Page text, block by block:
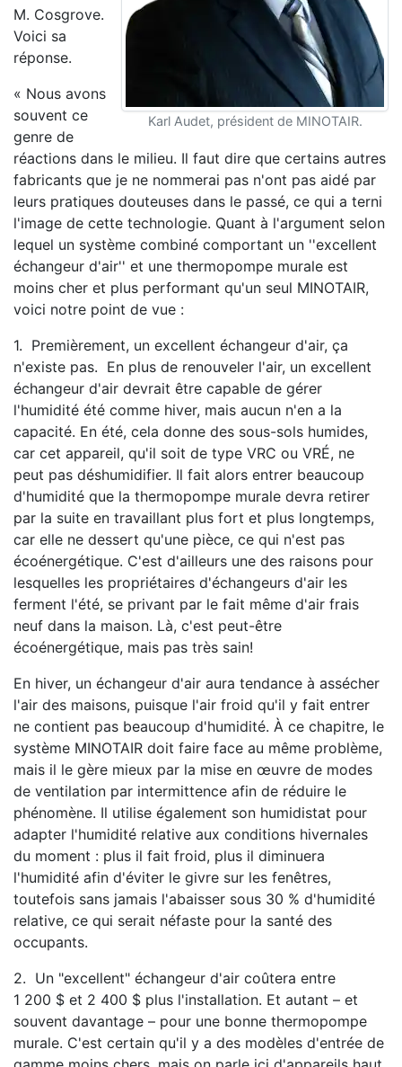
Karl Audet, président de MINOTAIR.
M. Cosgrove.
Voici sa
réponse.
« Nous avons
souvent ce
genre de
réactions dans le milieu. Il faut dire que certains autres
fabricants que je ne nommerai pas n'ont pas aidé par
leurs pratiques douteuses dans le passé, ce qui a terni
l'image de cette technologie. Quant à l'argument selon
lequel un système combiné comportant un ''excellent
échangeur d'air'' et une thermopompe murale est
moins cher et plus performant qu'un seul MINOTAIR,
voici notre point de vue :
1. Premièrement, un excellent échangeur d'air, ça
n'existe pas. En plus de renouveler l'air, un excellent
échangeur d'air devrait être capable de gérer
l'humidité été comme hiver, mais aucun n'en a la
capacité. En été, cela donne des sous-sols humides,
car cet appareil, qu'il soit de type VRC ou VRÉ, ne
peut pas déshumidifier. Il fait alors entrer beaucoup
d'humidité que la thermopompe murale devra retirer
par la suite en travaillant plus fort et plus longtemps,
car elle ne dessert qu'une pièce, ce qui n'est pas
écoénergétique. C'est d'ailleurs une des raisons pour
lesquelles les propriétaires d'échangeurs d'air les
ferment l'été, se privant par le fait même d'air frais
neuf dans la maison. Là, c'est peut-être
écoénergétique, mais pas très sain!
En hiver, un échangeur d'air aura tendance à assécher
l'air des maisons, puisque l'air froid qu'il y fait entrer
ne contient pas beaucoup d'humidité. À ce chapitre, le
système MINOTAIR doit faire face au même problème,
mais il le gère mieux par la mise en œuvre de modes
de ventilation par intermittence afin de réduire le
phénomène. Il utilise également son humidistat pour
adapter l'humidité relative aux conditions hivernales
du moment : plus il fait froid, plus il diminuera
l'humidité afin d'éviter le givre sur les fenêtres,
toutefois sans jamais l'abaisser sous 30 % d'humidité
relative, ce qui serait néfaste pour la santé des
occupants.
2. Un "excellent" échangeur d'air coûtera entre
1 200 $ et 2 400 $ plus l'installation. Et autant – et
souvent davantage – pour une bonne thermopompe
murale. C'est certain qu'il y a des modèles d'entrée de